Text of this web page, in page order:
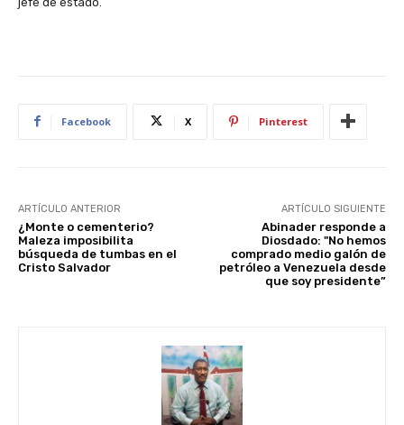
Facebook X Pinterest
ARTÍCULO ANTERIOR
¿Monte o cementerio?
Maleza imposibilita
búsqueda de tumbas en el
Cristo Salvador
ARTÍCULO SIGUIENTE
Abinader responde a
Diosdado: "No hemos
comprado medio galón de
petróleo a Venezuela desde
que soy presidente”